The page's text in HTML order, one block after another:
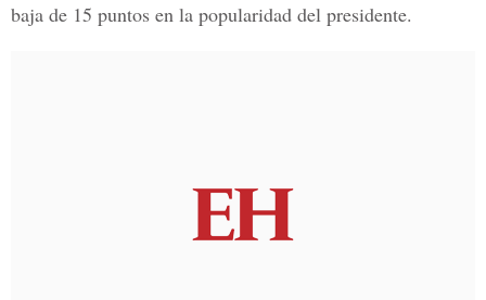
baja de 15 puntos en la popularidad del presidente.